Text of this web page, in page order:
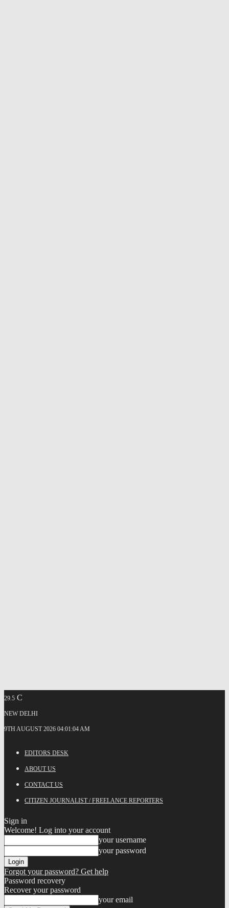
29.5 C
NEW DELHI
9TH AUGUST 2026 04:01:04 AM
EDITORS DESK
ABOUT US
CONTACT US
CITIZEN JOURNALIST / FREELANCE REPORTERS
Sign in
Welcome! Log into your account
your username
your password
Forgot your password? Get help
Password recovery
Recover your password
your email